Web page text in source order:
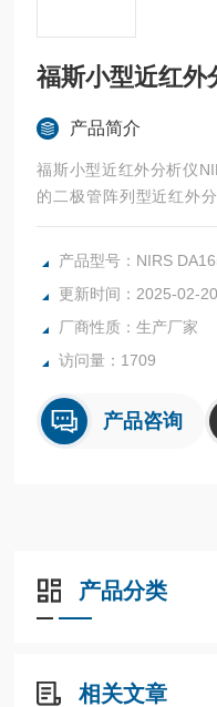
福斯小型近红外
产品简介
福斯小型近红外分析仪
的二极管阵列型近红外
m，此扫描谱段适合于对
福斯其他近红外分析仪
产品型号：NIRS
更新时间：2025-02-20
厂商性质：生产厂家
访问量：1709
产品咨询
产品分类
相关文章